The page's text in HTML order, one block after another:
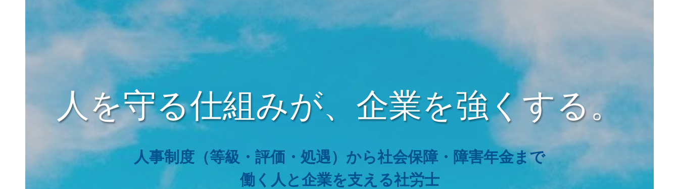
人を守る仕組みが、企業を強くする。
人事制度（等級・評価・処遇）から社会保障・障害年金まで
働く人と企業を支える社労士